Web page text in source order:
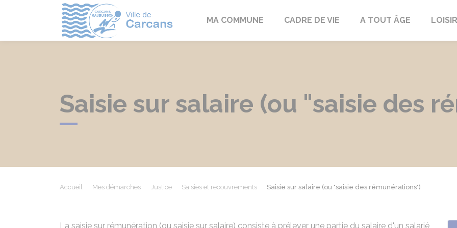
CarcansMA COMMUNE CADRE DE VIE A TOUT ÂGE
Saisie sur salaire (ou "saisie des
Accueil Mes démarches Justice Saisies et recouvrements Saisie sur salaire (ou "saisie des rémunérations")
La saisie sur rémunération (ou saisie sur salaire) consiste à prélever une partie du salaire d'un salarié,